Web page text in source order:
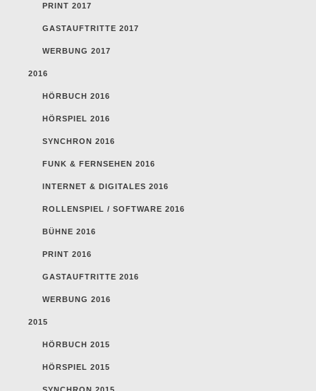
PRINT 2017
GASTAUFTRITTE 2017
WERBUNG 2017
2016
HÖRBUCH 2016
HÖRSPIEL 2016
SYNCHRON 2016
FUNK & FERNSEHEN 2016
INTERNET & DIGITALES 2016
ROLLENSPIEL / SOFTWARE 2016
BÜHNE 2016
PRINT 2016
GASTAUFTRITTE 2016
WERBUNG 2016
2015
HÖRBUCH 2015
HÖRSPIEL 2015